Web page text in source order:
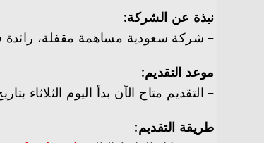
نبذة عن الشركة:
– شركة سعودية مساهمة مقفلة، رائدة في عالم الرياضة
موعد التقديم:
– التقديم متاح الآن بدأ اليوم الثلاثاء بتاريخ 1446/08/26هـ الموافق 2025/02/
طريقة التقديم: